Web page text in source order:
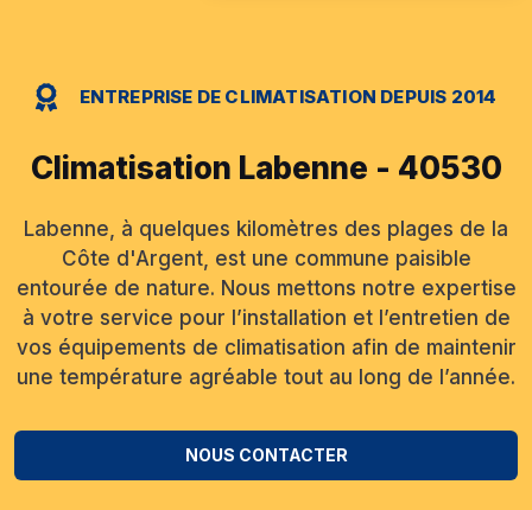
ENTREPRISE DE CLIMATISATION DEPUIS 2014
Climatisation Labenne - 40530
Labenne, à quelques kilomètres des plages de la
Côte d'Argent, est une commune paisible
entourée de nature. Nous mettons notre expertise
à votre service pour l’installation et l’entretien de
vos équipements de climatisation afin de maintenir
une température agréable tout au long de l’année.
NOUS CONTACTER